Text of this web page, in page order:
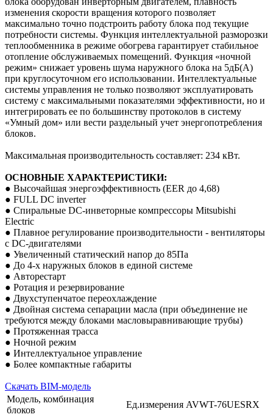
изменения скорости вращения которого позволяет
максимально точно подстроить работу блока под текущие
потребности системы. Функция интеллектуальной разморозки
теплообменника в режиме обогрева гарантирует стабильное
отопление обслуживаемых помещений. Функция «ночной
режим» снижает уровень шума наружного блока на 5дБ(А)
при круглосуточном его использовании. Интеллектуальные
системы управления не только позволяют эксплуатировать
систему с максимальными показателями эффективности, но и
интегрировать ее по большинству протоколов в систему
«Умный дом» или вести раздельный учет энергопотребления
блоков.
Максимальная производительность составляет: 234 кВт.
ОСНОВНЫЕ ХАРАКТЕРИСТИКИ:
● Высочайшая энергоэффективность (EER до 4,68)
● FULL DC inverter
● Спиральные DC-инветорные компрессоры Mitsubishi
Electric
● Плавное регулирование производительности - вентиляторы
с DC-двигателями
● Увеличенный статический напор до 85Па
● До 4-x наружных блоков в единой системе
● Авторестарт
● Ротация и резервирование
● Двухступенчатое переохлаждение
● Двойная система сепарации масла (при объединение не
требуются между блоками масловыравнивающие трубы)
● Протяженная трасса
● Ночной режим
● Интеллектуальное управление
● Более компактные габариты
Скачать BIM-модель
Модель, комбинация
блоков
Ед.измерения AVWT-76UESRX